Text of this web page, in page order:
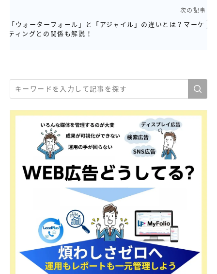
次の記事
「ウォーターフォール」と「アジャイル」の違いとは？マーケ
ティングとの関係も解説！